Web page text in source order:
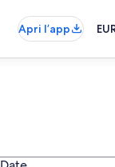
Apri l’app